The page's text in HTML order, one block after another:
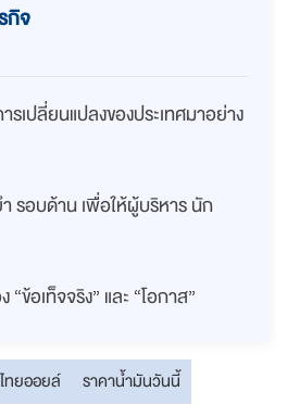
กิจ
เปลี่ยนแปลงของประเทศมาอย่าง
รอบด้าน เพื่อให้ผู้บริหาร นัก
ข้อเท็จจริง” และ “โอกาส”
ไทยออยล์ ราคาน้ำมันวันนี้